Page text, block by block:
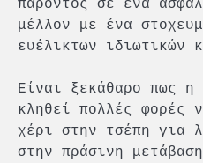
μέλλον με ένα
ευέλικτων ιδιωτικών
Είναι ξεκάθαρο πως η
κληθεί πολλές φορές
χέρι στην τσέπη για
στην πράσινη